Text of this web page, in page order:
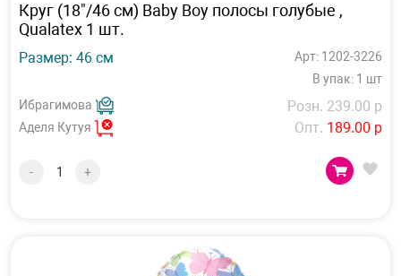
Круг (18"/46 см) Baby Boy полосы голубые ,
Qualatex 1 шт.
Размер: 46 см
Арт: 1202-3226
В упак: 1 шт
Ибрагимова
Аделя Кутуя
Розн. 239.00 р
Опт. 189.00 р
- +